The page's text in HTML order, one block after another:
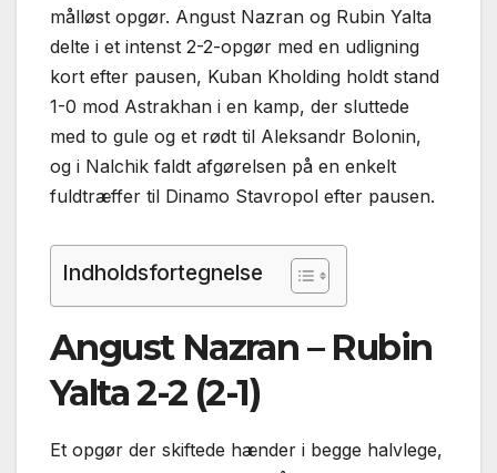
målløst opgør. Angust Nazran og Rubin Yalta
delte i et intenst 2-2-opgør med en udligning
kort efter pausen, Kuban Kholding holdt stand
1-0 mod Astrakhan i en kamp, der sluttede
med to gule og et rødt til Aleksandr Bolonin,
og i Nalchik faldt afgørelsen på en enkelt
fuldtræffer til Dinamo Stavropol efter pausen.
Indholdsfortegnelse
Angust Nazran – Rubin
Yalta 2-2 (2-1)
Et opgør der skiftede hænder i begge halvlege,